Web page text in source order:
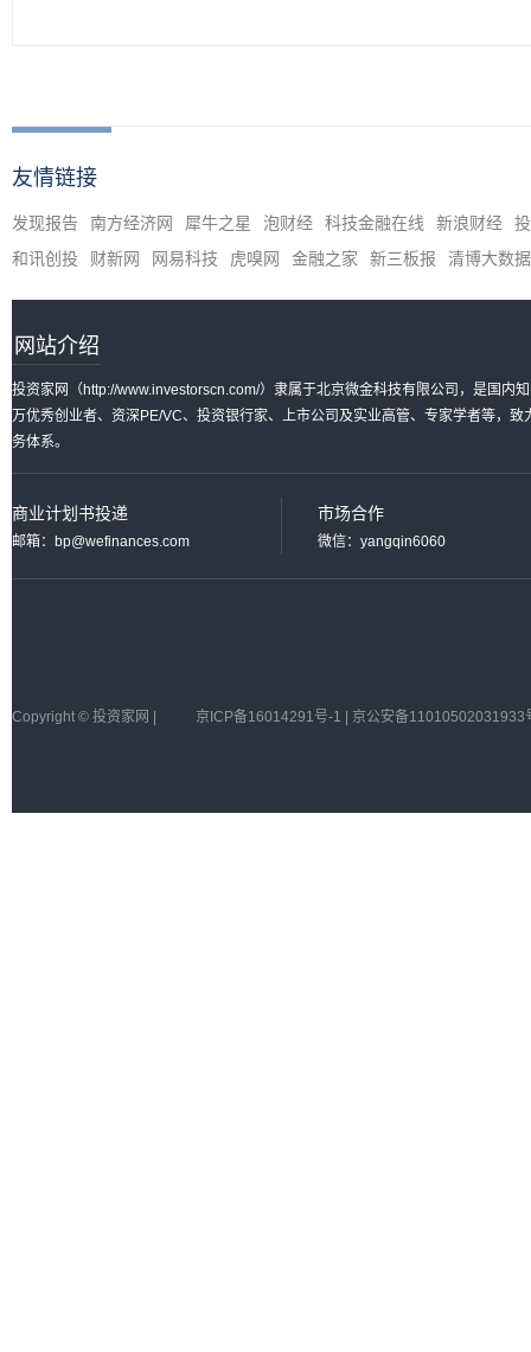
友情链接
发现报告 南方经济网 犀牛之星 泡财经 科技金融在线 新浪财经
和讯创投
财新网 网易科技 虎嗅网 金融之家 新三板报 清博大数据
网站介绍
投资家网（http://www.investorscn.com/）隶属于北京微金科技有限公司，是国内
万优秀创业者、资深PE/VC、投资银行家、上市公司及实业高管、专家学者等，
务体系。
商业计划书投递
邮箱：bp@wefinances.com
市场合作
微信：yangqin6060
Copyright © 投资家网 | 京ICP备16014291号-1 | 京公安备11010502031933